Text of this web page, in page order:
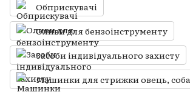
Обприскувачі
Оливи для бензоінструменту
Засоби індивідуального захисту